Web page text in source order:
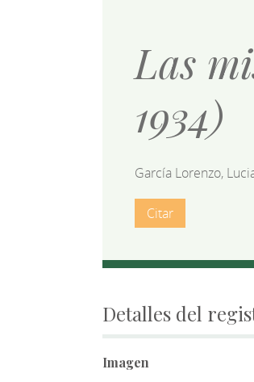
Las
1934)
García Lorenzo,
Citar
Detalles del
Imagen